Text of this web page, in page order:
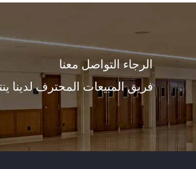
الرجاء التواصل معنا
فريق المبيعات المحترف لدينا